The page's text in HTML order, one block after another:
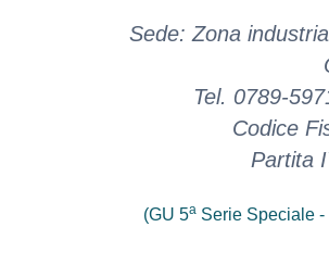
Sede: Zona
Tel. 0789-
Codice
Partita
(GU 5aSerie Speciale -